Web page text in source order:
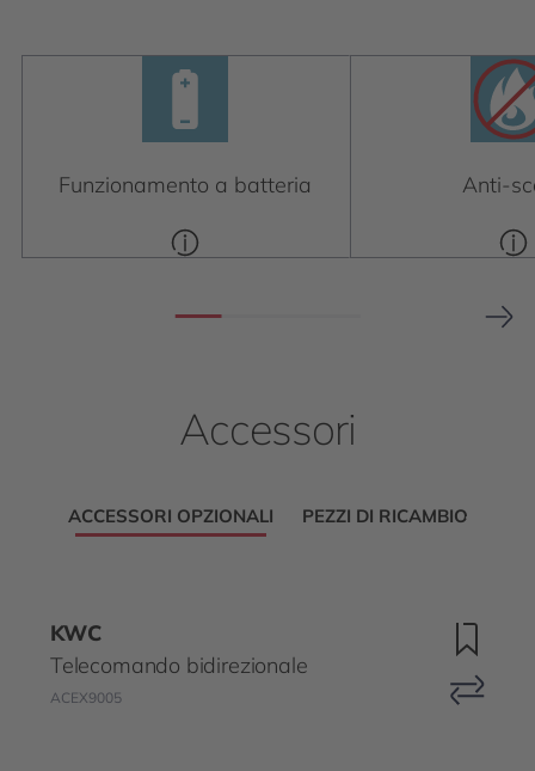
Funzionamento a batteria Anti-
Accessori
ACCESSORI OPZIONALI PEZZI DI RICAMBIO
KWC
Telecomando bidirezionale
ACEX9005